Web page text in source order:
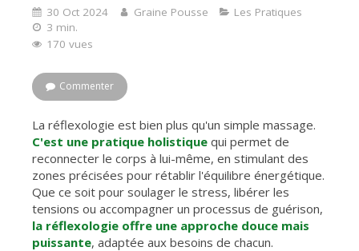
30 Oct 2024 Graine Pousse
Les Pratiques
3 min.
170 vues
Commenter
La réflexologie est bien plus qu'un simple massage.
C'est une pratique holistique qui permet de
reconnecter le corps à lui-même, en stimulant des
zones précisées pour rétablir l'équilibre énergétique.
Que ce soit pour soulager le stress, libérer les
tensions ou accompagner un processus de guérison,
la réflexologie offre une approche douce mais
puissante, adaptée aux besoins de chacun.